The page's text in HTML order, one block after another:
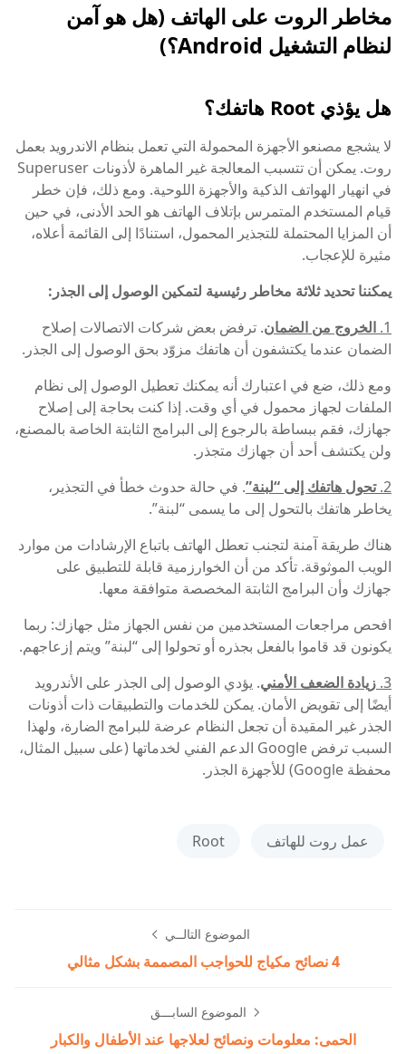
مخاطر الروت على الهاتف (هل هو آمن
لنظام التشغيل Android؟)
هل يؤذي Root هاتفك؟
لا يشجع مصنعو الأجهزة المحمولة التي تعمل بنظام الاندرويد بعمل
روت. يمكن أن تتسبب المعالجة غير الماهرة لأذونات Superuser
في انهيار الهواتف الذكية والأجهزة اللوحية. ومع ذلك، فإن خطر
قيام المستخدم المتمرس بإتلاف الهاتف هو الحد الأدنى، في حين
أن المزايا المحتملة للتجذير المحمول، استنادًا إلى القائمة أعلاه،
مثيرة للإعجاب.
يمكننا تحديد ثلاثة مخاطر رئيسية لتمكين الوصول إلى الجذر:
1. الخروج من الضمان. ترفض بعض شركات الاتصالات إصلاح
الضمان عندما يكتشفون أن هاتفك مزوّد بحق الوصول إلى الجذر.
ومع ذلك، ضع في اعتبارك أنه يمكنك تعطيل الوصول إلى نظام
الملفات لجهاز محمول في أي وقت. إذا كنت بحاجة إلى إصلاح
جهازك، فقم ببساطة بالرجوع إلى البرامج الثابتة الخاصة بالمصنع،
ولن يكتشف أحد أن جهازك متجذر.
2. تحول هاتفك إلى “لبنة”. في حالة حدوث خطأ في التجذير،
يخاطر هاتفك بالتحول إلى ما يسمى “لبنة”.
هناك طريقة آمنة لتجنب تعطل الهاتف باتباع الإرشادات من موارد
الويب الموثوقة. تأكد من أن الخوارزمية قابلة للتطبيق على
جهازك وأن البرامج الثابتة المخصصة متوافقة معها.
افحص مراجعات المستخدمين من نفس الجهاز مثل جهازك: ربما
يكونون قد قاموا بالفعل بجذره أو تحولوا إلى “لبنة” ويتم إزعاجهم.
3. زيادة الضعف الأمني. يؤدي الوصول إلى الجذر على الأندرويد
أيضًا إلى تقويض الأمان. يمكن للخدمات والتطبيقات ذات أذونات
الجذر غير المقيدة أن تجعل النظام عرضة للبرامج الضارة، ولهذا
السبب ترفض Google الدعم الفني لخدماتها (على سبيل المثال،
محفظة Google) للأجهزة الجذر.
عمل روت للهاتف Root
الموضوع التالــي
4 نصائح مكياج للحواجب المصممة بشكل مثالي
الموضوع السابـــق
الحمى: معلومات ونصائح لعلاجها عند الأطفال والكبار